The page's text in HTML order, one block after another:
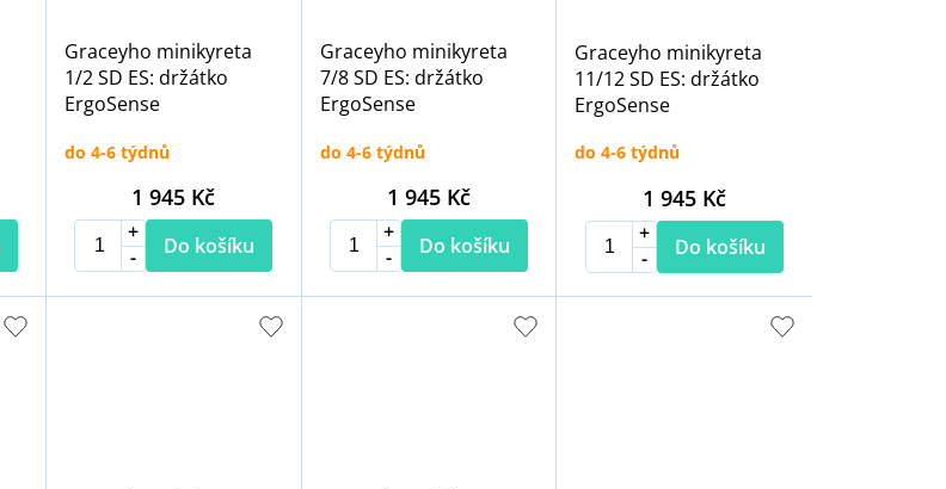
Graceyho minikyreta
1/2 SD ES: držátko
ErgoSense
do 4-6 týdnů
1 945 Kč
Do košíku
Graceyho minikyreta
7/8 SD ES: držátko
ErgoSense
do 4-6 týdnů
1 945 Kč
Do košíku
Graceyho minikyreta
11/12 SD ES: držátko
ErgoSense
do 4-6 týdnů
1 945 Kč
Do košíku